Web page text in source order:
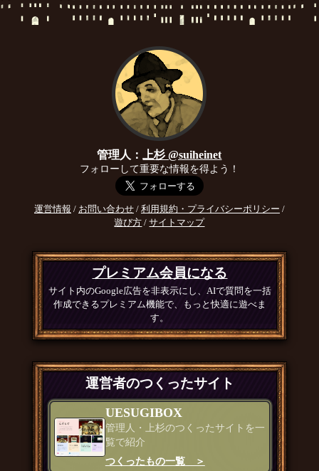
管理人：上杉 @suiheinet
フォローして重要な情報を得よう！
運営情報 / お問い合わせ/ 利用規約・プライバシーポリシー /
遊び方 /サイトマップ
プレミアム会員になる
サイト内のGoogle広告を非表示にし、AIで質問を一括
作成できるプレミアム機能で、もっと快適に遊べま
す。
運営者のつくったサイト
UESUGIBOX
管理人・上杉のつくったサイトを一
覧で紹介
つくったもの一覧 ＞